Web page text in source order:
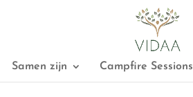
Samen zijn Campfire Sessions